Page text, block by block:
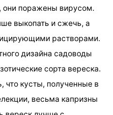
они поражены вирусом.
выкопать и сжечь, а
растворами.
дизайна садоводы
сорта вереска.
что кусты, полученные в
весьма капризны